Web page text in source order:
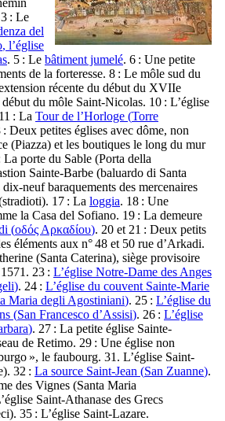
: Le
del
, l’église
. 5 : Le bâtiment jumelé. 6 : Une petite
de la forteresse. 8 : Le môle sud du
récente du début du XVIIe
du môle Saint-Nicolas. 10 : L’église
: La Tour de l’Horloge (Torre
: Deux petites églises avec dôme, non
(Piazza) et les boutiques le long du mur
La porte du Sable (Porta della
Sainte-Barbe (baluardo di Santa
neuf baraquements des mercenaires
stradioti). 17 : La loggia. 18 : Une
la Casa del Sofiano. 19 : La demeure
(οδός Αρκαδίου). 20 et 21 : Deux petits
éléments aux n° 48 et 50 rue d’Arkadi.
(Santa Caterina), siège provisoire
23 : L’église Notre-Dame des Anges
). 24 : L’église du couvent Sainte-Marie
Maria degli Agostiniani). 25 : L’église du
(San Francesco d’Assisi). 26 : L’église
). 27 : La petite église Sainte-
de Retimo. 29 : Une église non
», le faubourg. 31. L’église Saint-
). 32 : La source Saint‑Jean (San Zuanne).
des Vignes (Santa Maria
Saint‑Athanase des Grecs
). 35 : L’église Saint‑Lazare.